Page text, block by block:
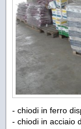
- chiodi in ferro
- chiodi in acciaio